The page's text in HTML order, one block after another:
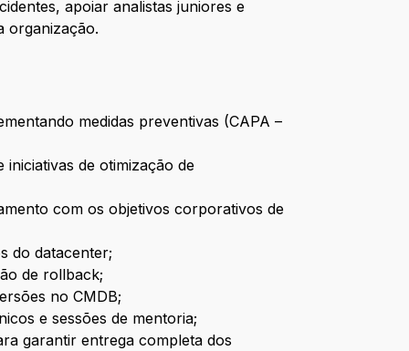
apoiar analistas juniores e
organização.
medidas preventivas (CAPA –
de otimização de
com os objetivos corporativos de
do datacenter;
de rollback;
no CMDB;
e sessões de mentoria;
garantir entrega completa dos